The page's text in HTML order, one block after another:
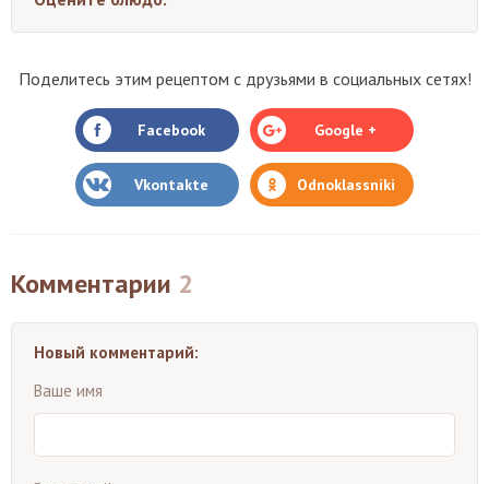
Поделитесь этим рецептом с друзьями в социальных сетях!
Facebook Google +
Vkontakte Odnoklassniki
Комментарии 2
Новый комментарий:
Ваше имя